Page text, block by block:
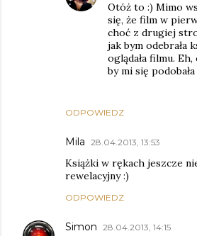
ODPOWIEDZ
Otóż to :) Mimo
się, że film w
choć z drugiej
jak bym odebrała
oglądała filmu.
by mi się podobała
Mila 28.04.2013, 13:53
Książki w rękach jeszcze
rewelacyjny :)
ODPOWIEDZ
Simon 28.04.2013, 14:15